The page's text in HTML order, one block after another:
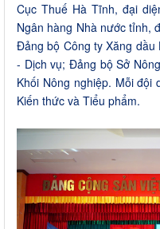
Cục Thuế Hà Tĩnh, đại
Ngân hàng Nhà nước tỉnh,
Đảng bộ Công ty Xăng
- Dịch vụ; Đảng bộ Sở
Khối Nông nghiệp. Mỗi
Kiến thức và Tiểu phẩm.